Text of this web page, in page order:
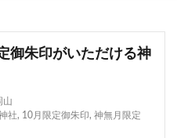
朱印がいただける神
山
社, 10月限定御朱印, 神無月限定